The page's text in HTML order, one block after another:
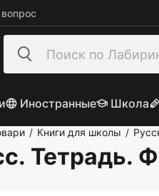
Иностранные Школа
/ Книги для школы /
Тетрадь.